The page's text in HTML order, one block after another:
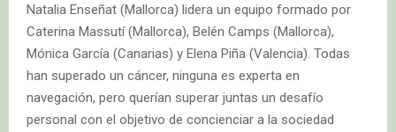
Natalia Enseñat (Mallorca) lidera un equipo formado por
Caterina Massutí (Mallorca), Belén Camps (Mallorca),
Mónica García (Canarias) y Elena Piña (Valencia). Todas
han superado un cáncer, ninguna es experta en
navegación, pero querían superar juntas un desafío
personal con el objetivo de concienciar a la sociedad